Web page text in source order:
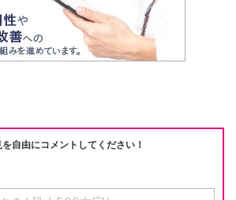
e
C
at
c
e
b
k
e
n
a
ail
Li
を自由にコメントしてください！